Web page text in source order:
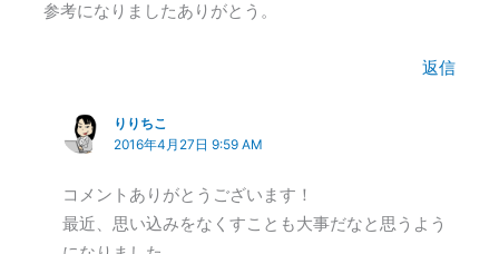
参考になりましたありがとう。
返信
りりちこ
2016年4月27日 9:59 AM
コメントありがとうございます！
最近、思い込みをなくすことも大事だなと思うよう